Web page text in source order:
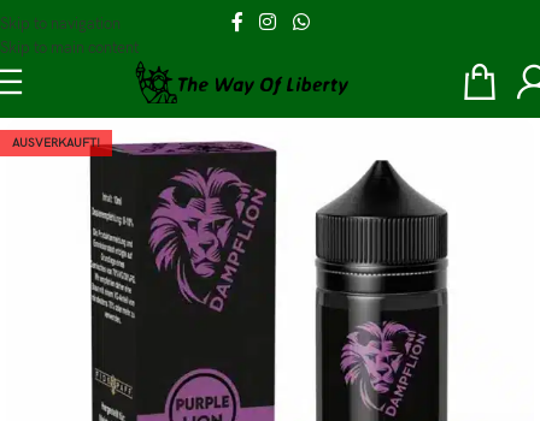
Skip to navigation
Skip to main content
AUSVERKAUFT!